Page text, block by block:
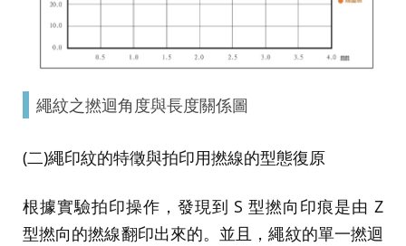
繩紋之撚迴角度與長度關係圖
(二)繩印紋的特徵與拍印用撚線的型態復原
根據實驗拍印操作，發現到 S 型撚向印痕是由 Z
型撚向的撚線翻印出來的。並且，繩紋的單一撚迴